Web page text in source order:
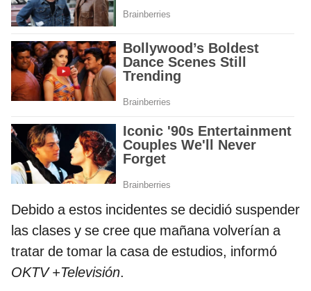
Debido a estos incidentes se decidió suspender
las clases y se cree que mañana volverían a
tratar de tomar la casa de estudios, informó
OKTV +Televisión.